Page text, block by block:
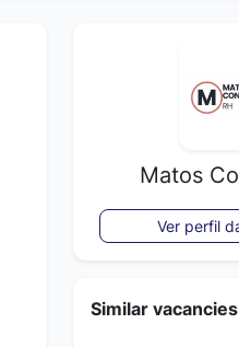
Matos
Ver perfil
Similar vacancies